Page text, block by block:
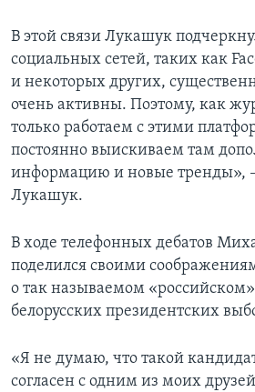
В этой связи Лукашук
социальных сетей, таких как
и некоторых других,
очень активны. Поэтому, как
только работаем с этими
постоянно выискиваем там
информацию и новые тренды»,
Лукашук.
В ходе телефонных дебатов
поделился своими
о так называемом
белорусских президентских
«Я не думаю, что такой
согласен с одним из моих